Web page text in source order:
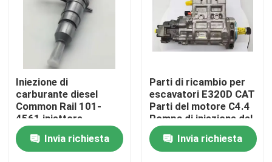
Giro della fabbrica
Controllo di qualità
Contattici
Notizie
Iniezione di
carburante diesel
Common Rail 101-
4561 iniettore
meccanico per
motore di escavatore
3116
Invia richiesta
Parti di ricambio per
escavatori E320D CAT
Parti del motore C4.4
Pompa di iniezione del
carburante del motore
diesel 324-0532
Invia richiesta